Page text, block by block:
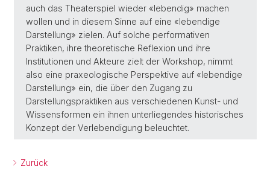
auch das Theaterspiel wieder «lebendig» machen
wollen und in diesem Sinne auf eine «lebendige
Darstellung» zielen. Auf solche performativen
Praktiken, ihre theoretische Reflexion und ihre
Institutionen und Akteure zielt der Workshop, nimmt
also eine praxeologische Perspektive auf «lebendige
Darstellung» ein, die über den Zugang zu
Darstellungspraktiken aus verschiedenen Kunst- und
Wissensformen ein ihnen unterliegendes historisches
Konzept der Verlebendigung beleuchtet.
Zurück